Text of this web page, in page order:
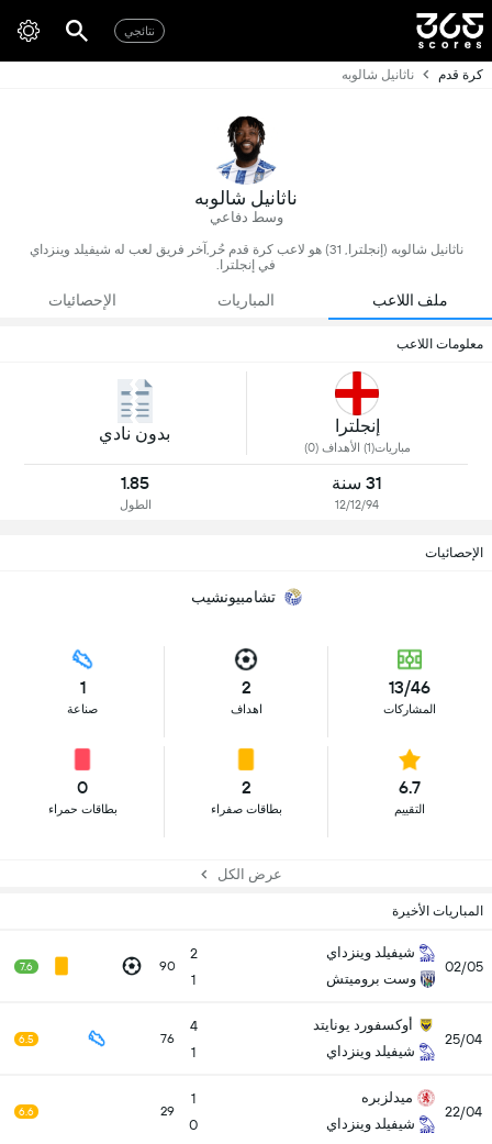
نتائجي
كرة قدم ناثانيل شالوبه
ناثانيل شالوبه
وسط دفاعي
ناثانيل شالوبه (إنجلترا, 31) هو لاعب كرة قدم حُر,آخر فريق لعب له شيفيلد وينزداي
في إنجلترا.
ملف اللاعب المباريات الإحصائيات
معلومات اللاعب
إنجلترا
مباريات(1) الأهداف (0)
بدون نادي
31 سنة
12/12/94
1.85
الطول
الإحصائيات
تشامبيونشيب
13/46
المشاركات
2
اهداف
1
صناعة
6.7
التقييم
2
بطاقات صفراء
0
بطاقات حمراء
عرض الكل
المباريات الأخيرة
02/05
شيفيلد وينزداي
وست بروميتش
2
1
90
7.6
25/04
أوكسفورد يونايتد
شيفيلد وينزداي
4
1
76
6.5
22/04
ميدلزبره
شيفيلد وينزداي
1
0
29
6.6